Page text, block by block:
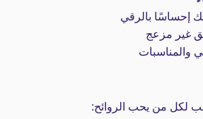
إحساسًا بالرقي
غير مزعج
والمناسبات
لكل من يحب الروائح: